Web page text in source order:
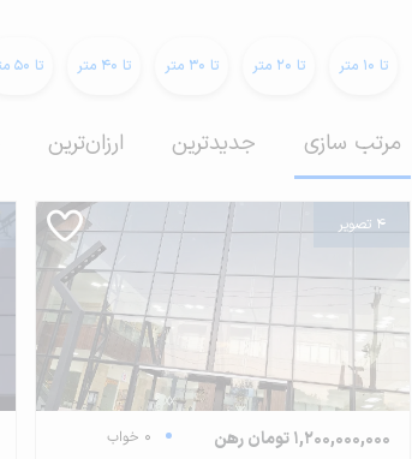
تا 10 متر تا 20 متر تا 30 متر تا 40 متر تا 50 متر
مرتب سازی جدیدترین ارزان‌ترین
4 تصویر
1,200,000,000 تومان رهن
0 خواب